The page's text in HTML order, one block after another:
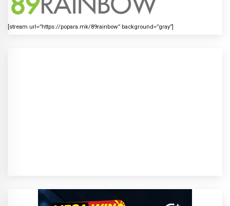
[stream url=”https://popara.mk/89rainbow” background=”gray”]